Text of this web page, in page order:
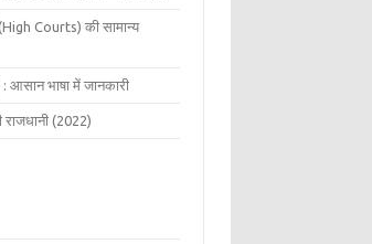
Courts) की सामान्य
आसान भाषा में जानकारी
(2022)